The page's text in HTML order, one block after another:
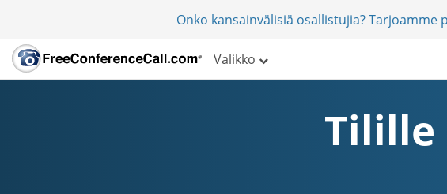
Onko kansainvälisiä osallistujia?
Valikko